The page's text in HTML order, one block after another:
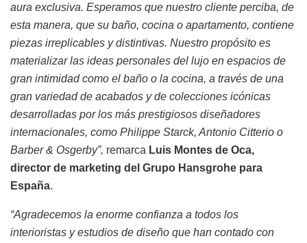
aura exclusiva. Esperamos que nuestro cliente perciba, de
esta manera, que su baño, cocina o apartamento, contiene
piezas irreplicables y distintivas. Nuestro propósito es
materializar las ideas personales del lujo en espacios de
gran intimidad como el baño o la cocina, a través de una
gran variedad de acabados y de colecciones icónicas
desarrolladas por los más prestigiosos diseñadores
internacionales, como Philippe Starck, Antonio Citterio o
Barber & Osgerby”, remarca Luis Montes de Oca,
director de marketing del Grupo Hansgrohe para
España.
“Agradecemos la enorme confianza a todos los
interioristas y estudios de diseño que han contado con